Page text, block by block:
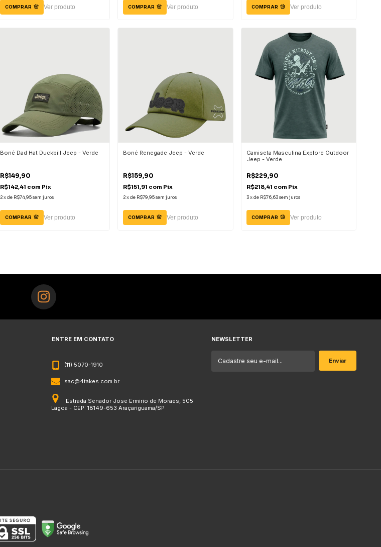
COMPRAR Ver produto COMPRAR Ver produto COMPRAR Ver produto
Boné Dad Hat Duckbill Jeep - Verde
R$149,90
R$142,41 com Pix
2xde R$74,95sem juros
COMPRAR Ver produto
Boné Renegade Jeep - Verde
R$159,90
R$151,91 com Pix
2 xde R$79,95 sem juros
COMPRAR Ver produto
Camiseta Masculina Explore Outdoor
Jeep - Verde
R$229,90
R$218,41 com Pix
3xde R$76,63sem juros
COMPRAR Ver produto
ENTRE EM CONTATO
(11) 5070-1910
sac@4takes.com.br
Estrada Senador Jose Ermirio de Moraes, 505
Lagoa - CEP: 18149-653 Araçariguama/SP
NEWSLETTER